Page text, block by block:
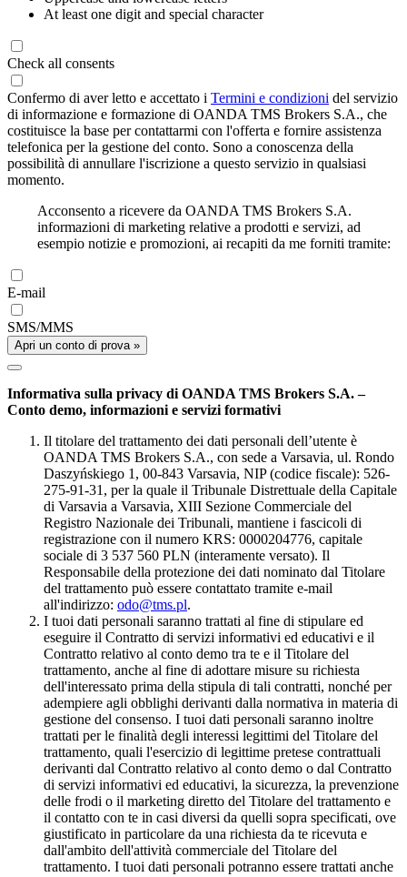
At least one digit and special character
Check all consents
Confermo di aver letto e accettato i Termini e condizioni del servizio
di informazione e formazione di OANDA TMS Brokers S.A., che
costituisce la base per contattarmi con l'offerta e fornire assistenza
telefonica per la gestione del conto. Sono a conoscenza della
possibilità di annullare l'iscrizione a questo servizio in qualsiasi
momento.
Acconsento a ricevere da OANDA TMS Brokers S.A.
informazioni di marketing relative a prodotti e servizi, ad
esempio notizie e promozioni, ai recapiti da me forniti tramite:
E-mail
SMS/MMS
Apri un conto di prova »
Informativa sulla privacy di OANDA TMS Brokers S.A. –
Conto demo, informazioni e servizi formativi
Il titolare del trattamento dei dati personali dell’utente è
OANDA TMS Brokers S.A., con sede a Varsavia, ul. Rondo
Daszyńskiego 1, 00-843 Varsavia, NIP (codice fiscale): 526-
275-91-31, per la quale il Tribunale Distrettuale della Capitale
di Varsavia a Varsavia, XIII Sezione Commerciale del
Registro Nazionale dei Tribunali, mantiene i fascicoli di
registrazione con il numero KRS: 0000204776, capitale
sociale di 3 537 560 PLN (interamente versato). Il
Responsabile della protezione dei dati nominato dal Titolare
del trattamento può essere contattato tramite e-mail
all'indirizzo: odo@tms.pl.
I tuoi dati personali saranno trattati al fine di stipulare ed
eseguire il Contratto di servizi informativi ed educativi e il
Contratto relativo al conto demo tra te e il Titolare del
trattamento, anche al fine di adottare misure su richiesta
dell'interessato prima della stipula di tali contratti, nonché per
adempiere agli obblighi derivanti dalla normativa in materia di
gestione del consenso. I tuoi dati personali saranno inoltre
trattati per le finalità degli interessi legittimi del Titolare del
trattamento, quali l'esercizio di legittime pretese contrattuali
derivanti dal Contratto relativo al conto demo o dal Contratto
di servizi informativi ed educativi, la sicurezza, la prevenzione
delle frodi o il marketing diretto del Titolare del trattamento e
il contatto con te in casi diversi da quelli sopra specificati, ove
giustificato in particolare da una richiesta da te ricevuta e
dall'ambito dell'attività commerciale del Titolare del
trattamento. I tuoi dati personali potranno essere trattati anche